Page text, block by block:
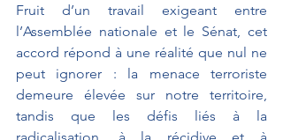
Fruit d’un travail exigeant entre
l’Assemblée nationale et le Sénat, cet
accord répond à une réalité que nul ne
peut ignorer : la menace terroriste
demeure élevée sur notre territoire,
tandis que les défis liés à la